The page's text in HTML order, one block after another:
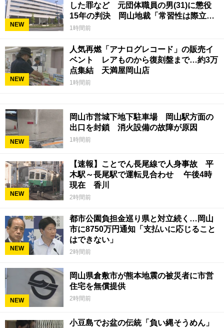
NEW
した罪など 元団体職員の男(31)に懲役
15年の判決 岡山地裁「常習性は際立っ
ていて被害結果も非常に重い」
1時間前
NEW
人気再燃「アナログレコード」の販売イ
ベント レアものから復刻盤まで…約3万
点集結 天満屋岡山店
1時間前
NEW
岡山市営城下地下駐車場 岡山駅方面の
出口を封鎖 消火設備の故障が原因
1時間前
NEW
【速報】ことでん長尾線で人身事故 平
木駅～長尾駅で運転見合わせ 午後4時
現在 香川
2時間前
NEW
都市公園負担金巡り県と対立続く…岡山
市に8750万円通知「支払いに応じること
はできない」
2時間前
NEW
岡山県倉敷市が熊本地震の被災者に市営
住宅を無償提供
2時間前
小豆島でお盆の伝統「負い縄そうめん」